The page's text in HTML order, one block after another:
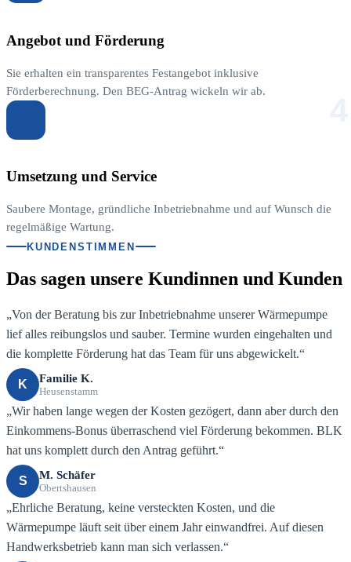
Angebot und Förderung
Sie erhalten ein transparentes Festangebot inklusive
Förderberechnung. Den BEG-Antrag wickeln wir ab.
Umsetzung und Service
Saubere Montage, gründliche Inbetriebnahme und auf Wunsch die
regelmäßige Wartung.
KUNDENSTIMMEN
Das sagen unsere Kundinnen und Kunden
„Von der Beratung bis zur Inbetriebnahme unserer Wärmepumpe
lief alles reibungslos und sauber. Termine wurden eingehalten und
die komplette Förderung hat das Team für uns abgewickelt.“
K Familie K.
Heusenstamm
„Wir haben lange wegen der Kosten gezögert, dann aber durch den
Einkommens-Bonus überraschend viel Förderung bekommen. BLK
hat uns komplett durch den Antrag geführt.“
S M. Schäfer
Obertshausen
„Ehrliche Beratung, keine versteckten Kosten, und die
Wärmepumpe läuft seit über einem Jahr einwandfrei. Auf diesen
Handwerksbetrieb kann man sich verlassen.“